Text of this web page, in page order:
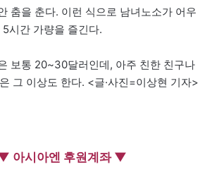
춤을 춘다. 이런 식으로 남녀노소가 어우
시간 가량을 즐긴다.
보통 20~30달러인데, 아주 친한 친구나
그 이상도 한다. <글·사진=이상현 기자>
아시아엔 후원계좌 ▼